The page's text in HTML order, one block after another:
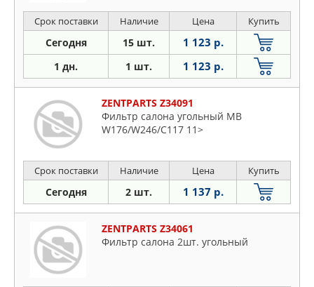
Срок поставки Наличие Цена Купить
Сегодня 15 шт. 1 123 р.
1 дн. 1 шт. 1 123 р.
ZENTPARTS Z34091
Фильтр салона угольный MB
W176/W246/C117 11>
Срок поставки Наличие Цена Купить
Сегодня 2 шт. 1 137 р.
ZENTPARTS Z34061
Фильтр салона 2шт. угольный